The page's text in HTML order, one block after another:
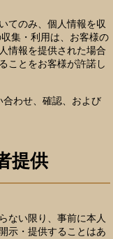
てのみ、個人情報を収
集・利用は、お客様の
情報を提供された場合
ことをお客様が許諾し
わせ、確認、および
提供
ない限り、事前に本人
示・提供することはあ